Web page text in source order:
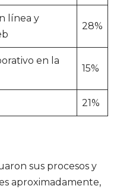
línea y
28%
en la
15%
21%
sus procesos y
aproximadamente,